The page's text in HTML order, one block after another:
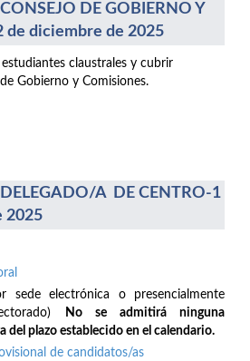
CONSEJO DE GOBIERNO Y
de diciembre de 2025
claustrales y cubrir
Gobierno y Comisiones.
DELEGADO/A DE CENTRO-1
2025
sede electrónica o presencialmente
No se admitirá ninguna
del plazo establecido en el calendario.
de candidatos/as